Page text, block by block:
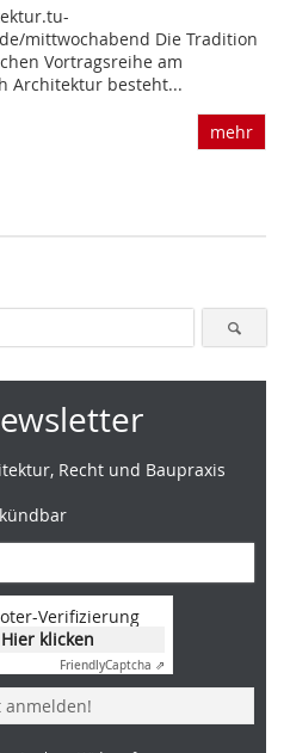
mittwochabend Die Tradition
Vortragsreihe am
Architektur besteht...
mehr
Recht und Baupraxis
Verifizierung
Hier klicken
FriendlyCaptcha ⇗
anmelden!